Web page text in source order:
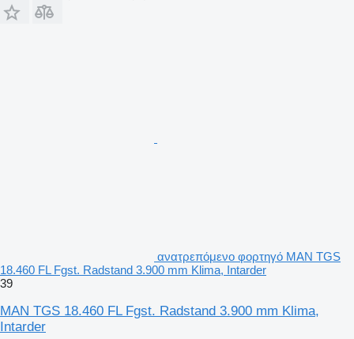
ανατρεπόμενο φορτηγό MAN TGS
18.460 FL Fgst. Radstand 3.900 mm Klima, Intarder
39
MAN TGS 18.460 FL Fgst. Radstand 3.900 mm Klima,
Intarder